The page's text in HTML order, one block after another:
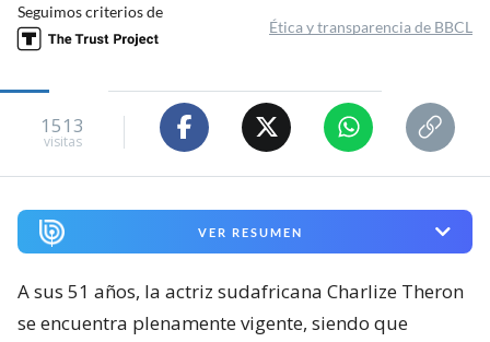
Seguimos criterios de
Ética y transparencia de BBCL
1513
visitas
VER RESUMEN
A sus 51 años, la actriz sudafricana Charlize Theron
se encuentra plenamente vigente, siendo que